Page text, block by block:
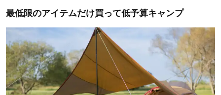
最低限のアイテムだけ買って低予算キャンプ